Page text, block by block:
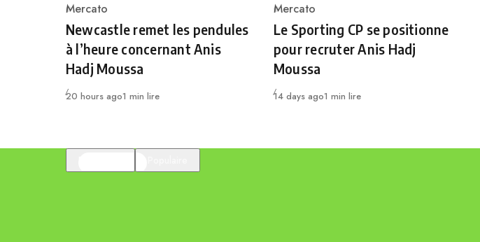
Category
Mercato
Newcastle remet les pendules
à l’heure concernant Anis
Hadj Moussa
Publié
20 hours ago1 min lire
Category
Mercato
Le Sporting CP se positionne
pour recruter Anis Hadj
Moussa
Publié
14 days ago1 min lire